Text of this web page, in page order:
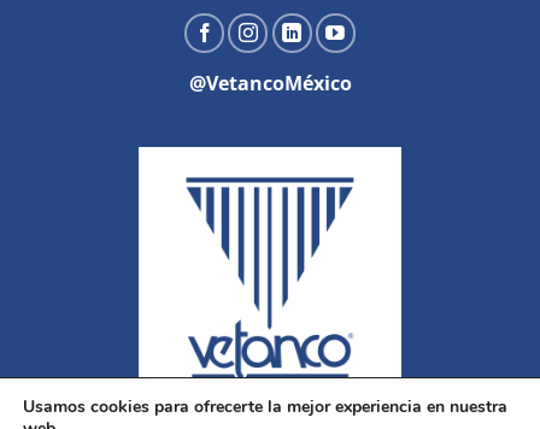
@VetancoMéxico
Usamos cookies para ofrecerte la mejor experiencia en nuestra